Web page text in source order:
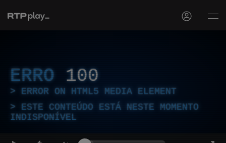
ERRO 100
ERROR ON HTML5 MEDIA ELEMENT
ESTE CONTEÚDO ESTÁ NESTE MOMENTO
INDISPONÍVEL